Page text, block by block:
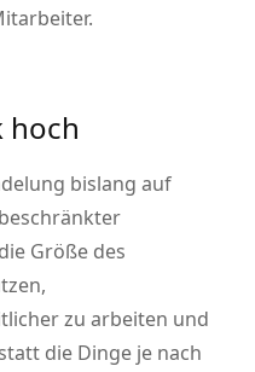
hoch
bislang auf
Größe des
zu arbeiten und
die Dinge je nach